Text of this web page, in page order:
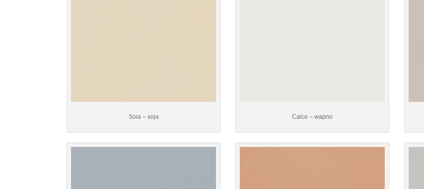
Soia – soja Calce – wapno